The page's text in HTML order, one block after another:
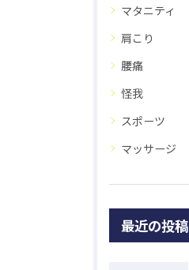
マタニティ
肩こり
腰痛
怪我
スポーツ
マッサージ
最近の投稿